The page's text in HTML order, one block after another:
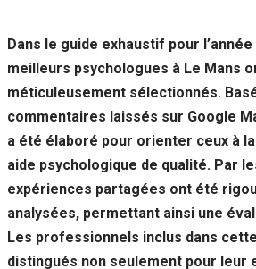
Dans le guide exhaustif pour l’année
meilleurs psychologues à Le Mans
méticuleusement sélectionnés.
commentaires laissés sur Google
a été élaboré pour orienter ceux à
aide psychologique de qualité. Par
expériences partagées ont été
analysées, permettant ainsi une
Les professionnels inclus dans
distingués non seulement pour leur